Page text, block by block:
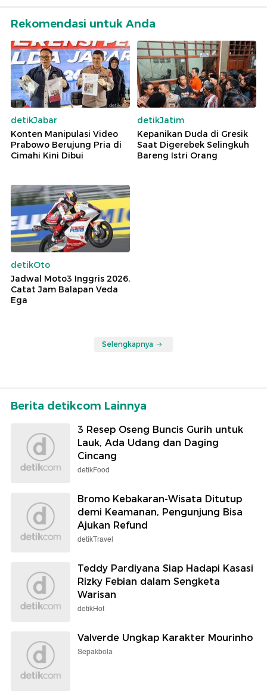
Rekomendasi untuk Anda
detikJabar
Konten Manipulasi Video
Prabowo Berujung Pria di
Cimahi Kini Dibui
detikJatim
Kepanikan Duda di Gresik
Saat Digerebek Selingkuh
Bareng Istri Orang
detikOto
Jadwal Moto3 Inggris 2026,
Catat Jam Balapan Veda
Ega
Selengkapnya
Berita detikcom Lainnya
3 Resep Oseng Buncis Gurih untuk
Lauk, Ada Udang dan Daging
Cincang
detikFood
Bromo Kebakaran-Wisata Ditutup
demi Keamanan, Pengunjung Bisa
Ajukan Refund
detikTravel
Teddy Pardiyana Siap Hadapi Kasasi
Rizky Febian dalam Sengketa
Warisan
detikHot
Valverde Ungkap Karakter Mourinho
Sepakbola